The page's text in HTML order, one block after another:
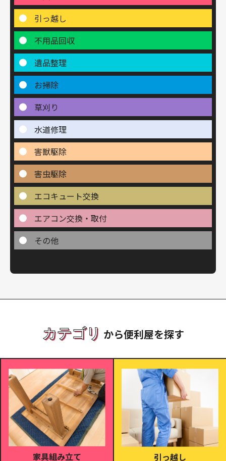
引っ越し
不用品回収
遺品整理
お掃除
草刈り
水道修理
害獣駆除
害虫駆除
エコキュート交換
エアコン交換・取付
その他
カテゴリ から便利屋を探す
家具組み立て 引っ越し